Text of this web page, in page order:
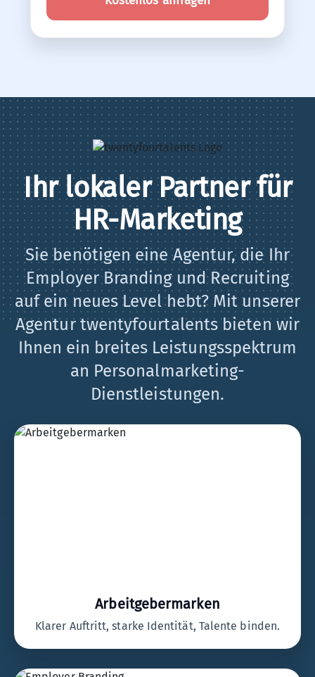
Ihr lokaler Partner für
HR-Marketing
Sie benötigen eine Agentur, die Ihr
Employer Branding und Recruiting
auf ein neues Level hebt? Mit unserer
Agentur twentyfourtalents bieten wir
Ihnen ein breites Leistungsspektrum
an Personalmarketing-
Dienstleistungen.
Arbeitgebermarken
Klarer Auftritt, starke Identität, Talente binden.